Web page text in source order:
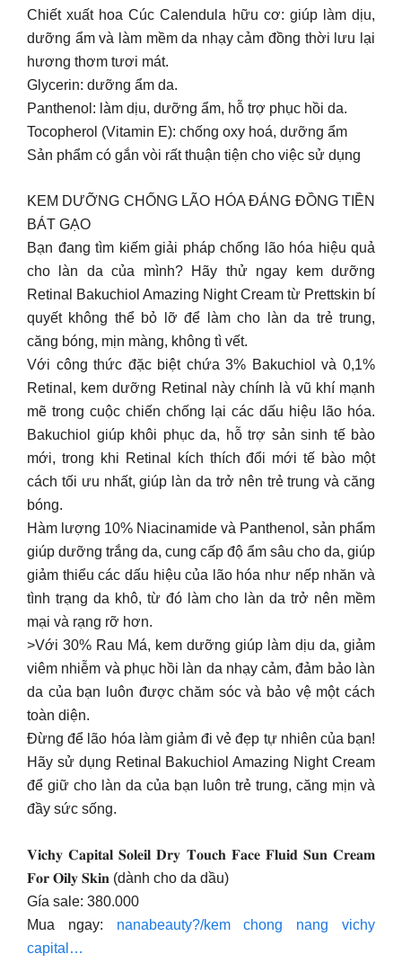
Chiết xuất hoa Cúc Calendula hữu cơ: giúp làm dịu,
dưỡng ẩm và làm mềm da nhạy cảm đồng thời lưu lại
hương thơm tươi mát.
Glycerin: dưỡng ẩm da.
Panthenol: làm dịu, dưỡng ẩm, hỗ trợ phục hồi da.
Tocopherol (Vitamin E): chống oxy hoá, dưỡng ẩm
Sản phẩm có gắn vòi rất thuận tiện cho việc sử dụng
KEM DƯỠNG CHỐNG LÃO HÓA ĐÁNG ĐỒNG TIỀN
BÁT GẠO
Bạn đang tìm kiếm giải pháp chống lão hóa hiệu quả
cho làn da của mình? Hãy thử ngay kem dưỡng
Retinal Bakuchiol Amazing Night Cream từ Prettskin bí
quyết không thể bỏ lỡ để làm cho làn da trẻ trung,
căng bóng, mịn màng, không tì vết.
Với công thức đặc biệt chứa 3% Bakuchiol và 0,1%
Retinal, kem dưỡng Retinal này chính là vũ khí mạnh
mẽ trong cuộc chiến chống lại các dấu hiệu lão hóa.
Bakuchiol giúp khôi phục da, hỗ trợ sản sinh tế bào
mới, trong khi Retinal kích thích đổi mới tế bào một
cách tối ưu nhất, giúp làn da trở nên trẻ trung và căng
bóng.
Hàm lượng 10% Niacinamide và Panthenol, sản phẩm
giúp dưỡng trắng da, cung cấp độ ẩm sâu cho da, giúp
giảm thiểu các dấu hiệu của lão hóa như nếp nhăn và
tình trạng da khô, từ đó làm cho làn da trở nên mềm
mại và rạng rỡ hơn.
>Với 30% Rau Má, kem dưỡng giúp làm dịu da, giảm
viêm nhiễm và phục hồi làn da nhạy cảm, đảm bảo làn
da của bạn luôn được chăm sóc và bảo vệ một cách
toàn diện.
Đừng để lão hóa làm giảm đi vẻ đẹp tự nhiên của bạn!
Hãy sử dụng Retinal Bakuchiol Amazing Night Cream
để giữ cho làn da của bạn luôn trẻ trung, căng mịn và
đầy sức sống.
𝐕𝐢𝐜𝐡𝐲 𝐂𝐚𝐩𝐢𝐭𝐚𝐥 𝐒𝐨𝐥𝐞𝐢𝐥 𝐃𝐫𝐲 𝐓𝐨𝐮𝐜𝐡 𝐅𝐚𝐜𝐞 𝐅𝐥𝐮𝐢𝐝 𝐒𝐮𝐧 𝐂𝐫𝐞𝐚𝐦
𝐅𝐨𝐫 𝐎𝐢𝐥𝐲 𝐒𝐤𝐢𝐧 (dành cho da dầu)
Gía sale: 380.000
Mua ngay: nanabeauty?/kem chong nang vichy
capital…